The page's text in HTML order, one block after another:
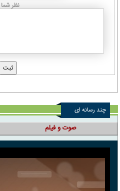
نظر شما
چند رسانه ای
صوت و فیلم